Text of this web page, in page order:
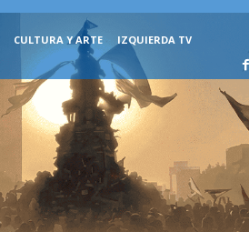
CULTURA Y ARTE IZQUIERDA TV